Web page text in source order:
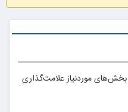
بخش‌های موردنیاز علامت‌گذاری